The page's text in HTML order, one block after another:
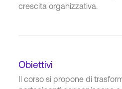
crescita organizzativa.
Obiettivi
Il corso si propone di